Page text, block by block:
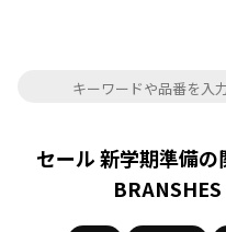
セール 新学期準備
BRANSHES